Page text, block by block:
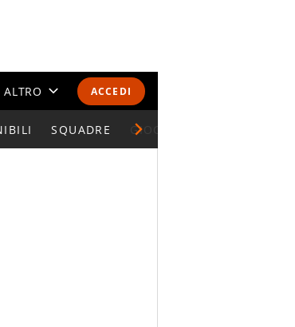
ACCEDI
ALTRO
CALENDARI E CLASSIFICHE
SQUADRE GIOCATORI SERIE A